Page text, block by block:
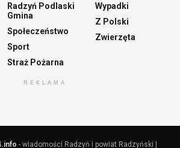
Radzyń Podlaski
Gmina
Społeczeństwo
Sport
Straż Pożarna
Wypadki
Z Polski
Zwierzęta
REKLAMA
- wiadomości Radzyń i powiat Radzyński |